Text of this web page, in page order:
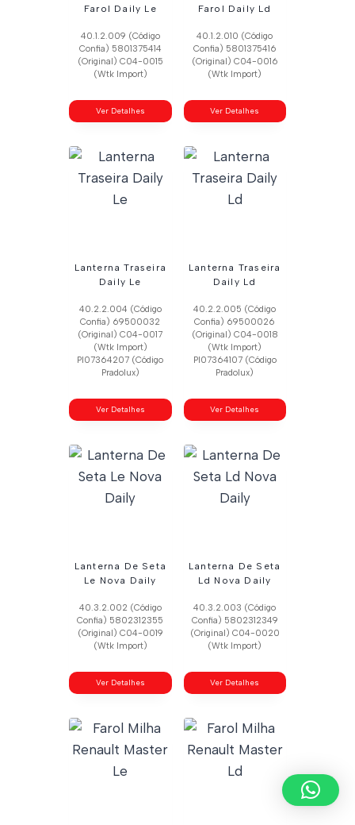
Farol Daily Le
40.1.2.009 (Código
Confia) 5801375414
(Original) C04-0015
(Wtk Import)
Ver Detalhes
Farol Daily Ld
40.1.2.010 (Código
Confia) 5801375416
(Original) C04-0016
(Wtk Import)
Ver Detalhes
Lanterna Traseira
Daily Le
40.2.2.004 (Código
Confia) 69500032
(Original) C04-0017
(Wtk Import)
Pl07364207 (Código
Pradolux)
Ver Detalhes
Lanterna Traseira
Daily Ld
40.2.2.005 (Código
Confia) 69500026
(Original) C04-0018
(Wtk Import)
Pl07364107 (Código
Pradolux)
Ver Detalhes
Lanterna De Seta
Le Nova Daily
40.3.2.002 (Código
Confia) 5802312355
(Original) C04-0019
(Wtk Import)
Ver Detalhes
Lanterna De Seta
Ld Nova Daily
40.3.2.003 (Código
Confia) 5802312349
(Original) C04-0020
(Wtk Import)
Ver Detalhes